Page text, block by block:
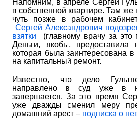
Напомним, в апреле Сергей
в собственной квартире. Там же
чуть позже в рабочем
Сергей Александрович
взятки
(главному врачу за это
Деньги, якобы, предоставила
которая была заинтересована
на капитальный ремонт.
Известно, что дело
направлено в суд уже в
завершается. За это время
уже дважды сменил меру
домашний арест – подписка о